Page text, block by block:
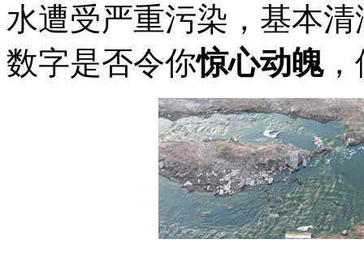
水遭受严重污染，基本
数字是否令你惊心动魄，